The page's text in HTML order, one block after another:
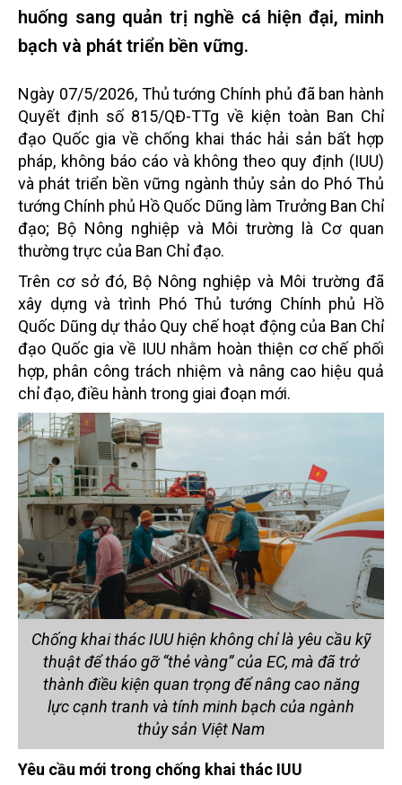
huống sang quản trị nghề cá hiện đại, minh
bạch và phát triển bền vững.
Ngày 07/5/2026, Thủ tướng Chính phủ đã ban hành
Quyết định số 815/QĐ-TTg về kiện toàn Ban Chỉ
đạo Quốc gia về chống khai thác hải sản bất hợp
pháp, không báo cáo và không theo quy định (IUU)
và phát triển bền vững ngành thủy sản do Phó Thủ
tướng Chính phủ Hồ Quốc Dũng làm Trưởng Ban Chỉ
đạo; Bộ Nông nghiệp và Môi trường là Cơ quan
thường trực của Ban Chỉ đạo.
Trên cơ sở đó, Bộ Nông nghiệp và Môi trường đã
xây dựng và trình Phó Thủ tướng Chính phủ Hồ
Quốc Dũng dự thảo Quy chế hoạt động của Ban Chỉ
đạo Quốc gia về IUU nhằm hoàn thiện cơ chế phối
hợp, phân công trách nhiệm và nâng cao hiệu quả
chỉ đạo, điều hành trong giai đoạn mới.
Chống khai thác IUU hiện không chỉ là yêu cầu kỹ
thuật để tháo gỡ “thẻ vàng” của EC, mà đã trở
thành điều kiện quan trọng để nâng cao năng
lực cạnh tranh và tính minh bạch của ngành
thủy sản Việt Nam
Yêu cầu mới trong chống khai thác IUU